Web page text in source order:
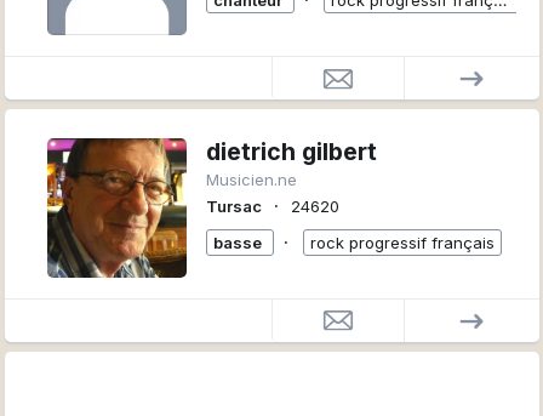
dietrich gilbert
Musicien.ne
Tursac
∙
24620
basse
∙ rock progressif français